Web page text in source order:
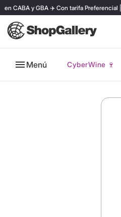
CABA y GBA ✈️ Con tarifa Preferencial |
Menú CyberWine 🍷